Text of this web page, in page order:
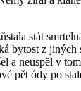
stát
bytost z jiných
a neuspěl v
pět ódy po